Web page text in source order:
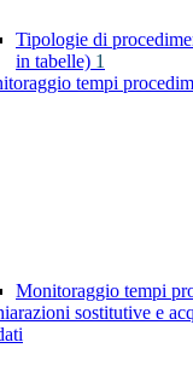
Tipologie di
in tabelle) 1
tempi
Monitoraggio tempi
sostitutive e